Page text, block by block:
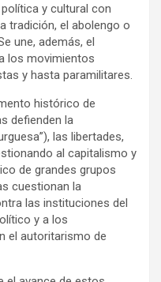
y cultural con
tradición, el abolengo o
une, además, el
los movimientos
y hasta paramilitares.
histórico de
defienden la
las libertades,
al capitalismo y
de grandes grupos
cuestionan la
las instituciones del
y a los
el autoritarismo de